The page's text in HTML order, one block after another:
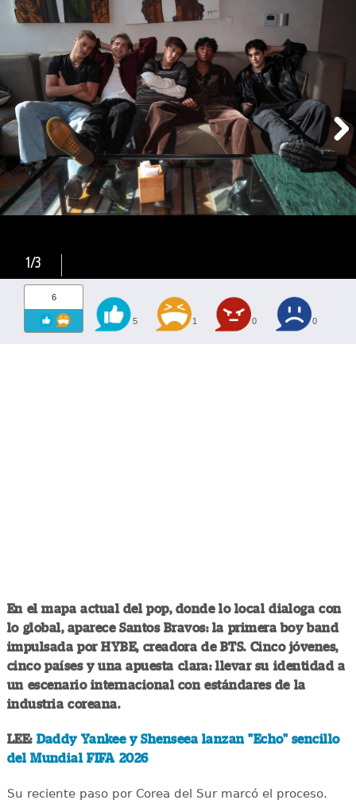
1/3
6
5 1 0 0
En el mapa actual del pop, donde lo local dialoga con
lo global, aparece Santos Bravos: la primera boy band
impulsada por HYBE, creadora de BTS. Cinco jóvenes,
cinco países y una apuesta clara: llevar su identidad a
un escenario internacional con estándares de la
industria coreana.
LEE:Daddy Yankee y Shenseea lanzan "Echo" sencillo
del Mundial FIFA 2026
Su reciente paso por Corea del Sur marcó el proceso.